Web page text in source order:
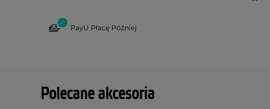
PayU Płacę Później
Polecane akcesoria